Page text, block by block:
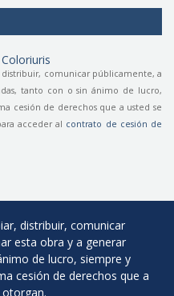
comunicar públicamente, a
tanto con o sin ánimo de lucro,
cesión de derechos que a usted se
acceder al contrato de cesión de
distribuir, comunicar
esta obra y a generar
de lucro, siempre y
cesión de derechos que a